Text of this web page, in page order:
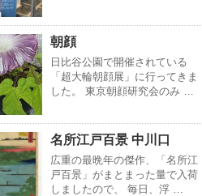
朝顔
日比谷公園で開催されている
「超大輪朝顔展」に行ってきま
した。 東京朝顔研究会のみ …
名所江戸百景 中川口
広重の最晩年の傑作、「名所江
戸百景」がまとまった量で入荷
しましたので、 毎日、浮 …